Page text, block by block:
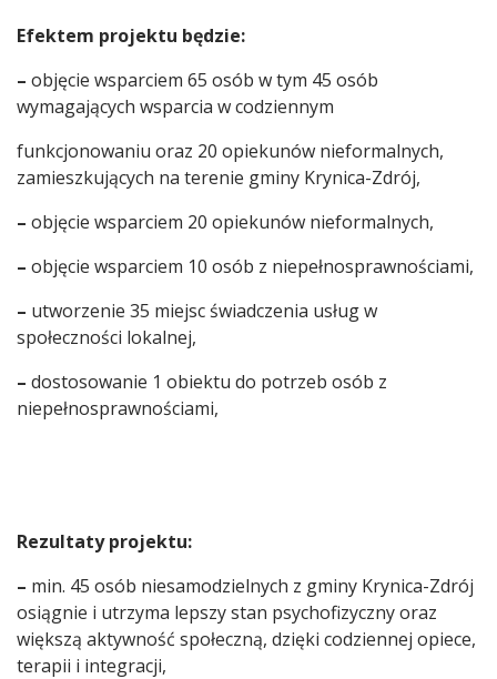
Efektem projektu będzie:
– objęcie wsparciem 65 osób w tym 45 osób
wymagających wsparcia w codziennym
funkcjonowaniu oraz 20 opiekunów nieformalnych,
zamieszkujących na terenie gminy Krynica-Zdrój,
– objęcie wsparciem 20 opiekunów nieformalnych,
– objęcie wsparciem 10 osób z niepełnosprawnościami,
– utworzenie 35 miejsc świadczenia usług w
społeczności lokalnej,
– dostosowanie 1 obiektu do potrzeb osób z
niepełnosprawnościami,
Rezultaty projektu:
– min. 45 osób niesamodzielnych z gminy Krynica-Zdrój
osiągnie i utrzyma lepszy stan psychofizyczny oraz
większą aktywność społeczną, dzięki codziennej opiece,
terapii i integracji,